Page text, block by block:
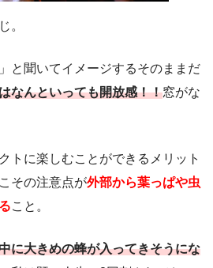
。
と聞いてイメージするそのままだ
なんといっても開放感！！窓がな
トに楽しむことができるメリット
その注意点が外部から葉っぱや虫
こと。
に大きめの蜂が入ってきそうにな